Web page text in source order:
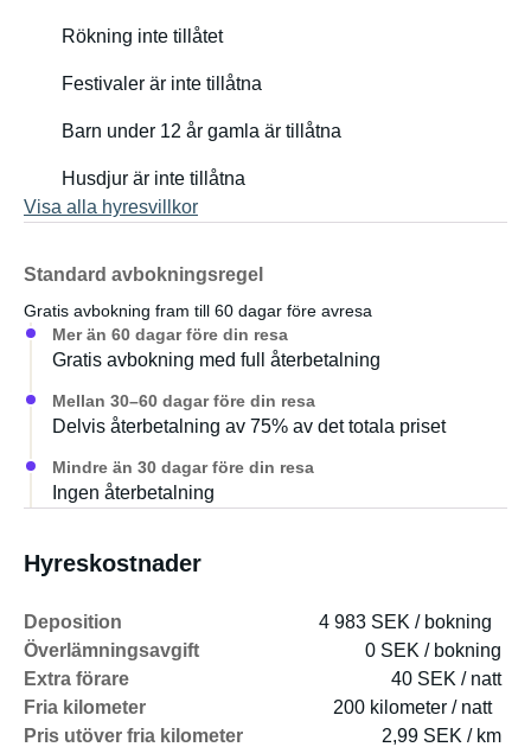
Rökning inte tillåtet
Festivaler är inte tillåtna
Barn under 12 år gamla är tillåtna
Husdjur är inte tillåtna
Visa alla hyresvillkor
Standard avbokningsregel
Gratis avbokning fram till 60 dagar före avresa
Mer än 60 dagar före din resa
Gratis avbokning med full återbetalning
Mellan 30–60 dagar före din resa
Delvis återbetalning av 75% av det totala priset
Mindre än 30 dagar före din resa
Ingen återbetalning
Hyreskostnader
Deposition
4 983 SEK / bokning
Överlämningsavgift
0 SEK / bokning
Extra förare
40 SEK / natt
Fria kilometer
200 kilometer / natt
Pris utöver fria kilometer
2,99 SEK / km